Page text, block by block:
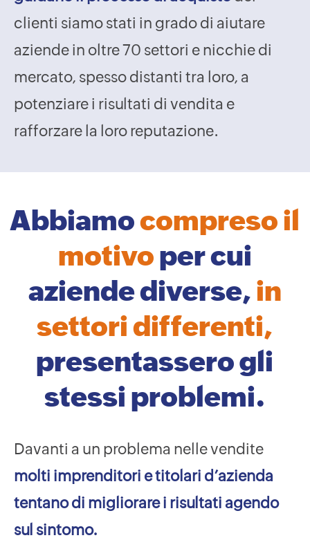
clienti siamo stati in grado di aiutare
aziende in oltre 70 settori e nicchie di
mercato, spesso distanti tra loro, a
potenziare i risultati di vendita e
rafforzare la loro reputazione.
Abbiamocompreso il
motivoper cui
aziende diverse,in
settori differenti,
presentassero gli
stessi problemi.
Davanti a un problema nelle vendite
molti imprenditori e titolari d’azienda
tentano di migliorare i risultati agendo
sul sintomo.